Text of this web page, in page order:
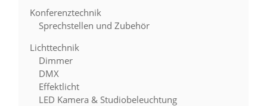
Konferenztechnik
Sprechstellen und Zubehör
Lichttechnik
Dimmer
DMX
Effektlicht
LED Kamera & Studiobeleuchtung